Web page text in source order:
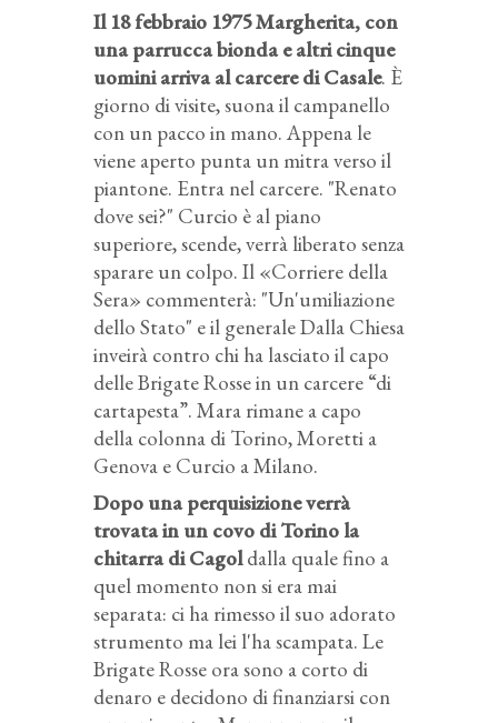
Il 18 febbraio 1975 Margherita, con
una parrucca bionda e altri cinque
uomini arriva al carcere di Casale. È
giorno di visite, suona il campanello
con un pacco in mano. Appena le
viene aperto punta un mitra verso il
piantone. Entra nel carcere. "Renato
dove sei?" Curcio è al piano
superiore, scende, verrà liberato senza
sparare un colpo. Il «Corriere della
Sera» commenterà: "Un'umiliazione
dello Stato" e il generale Dalla Chiesa
inveirà contro chi ha lasciato il capo
delle Brigate Rosse in un carcere “di
cartapesta”. Mara rimane a capo
della colonna di Torino, Moretti a
Genova e Curcio a Milano.
Dopo una perquisizione verrà
trovata in un covo di Torino la
chitarra di Cagoldalla quale fino a
quel momento non si era mai
separata: ci ha rimesso il suo adorato
strumento ma lei l'ha scampata. Le
Brigate Rosse ora sono a corto di
denaro e decidono di finanziarsi con